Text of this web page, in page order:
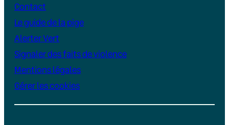
Contact
Le guide de la pige
Alerter Vert
Signaler des faits de violence
Mentions légales
Gérer les cookies